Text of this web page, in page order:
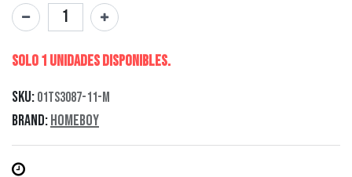
Solo 1 Unidades disponibles.
SKU:01TS3087-11-M
Brand:Homeboy